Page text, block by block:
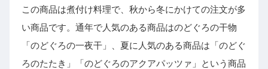
この商品は煮付け料理で、秋から冬にかけての注文が多
い商品です。通年で人気のある商品はのどぐろの干物
「のどぐろの一夜干」、夏に人気のある商品は「のどぐ
ろのたたき」「のどぐろのアクアパッツァ」という商品